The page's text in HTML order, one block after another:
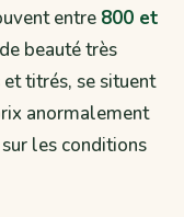
entre 800 et
beauté très
titrés, se situent
anormalement
les conditions